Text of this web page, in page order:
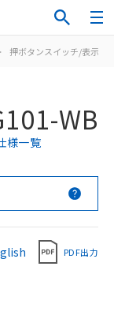
押ボタンスイッチ/表示灯
WB
様一覧
PDF出力